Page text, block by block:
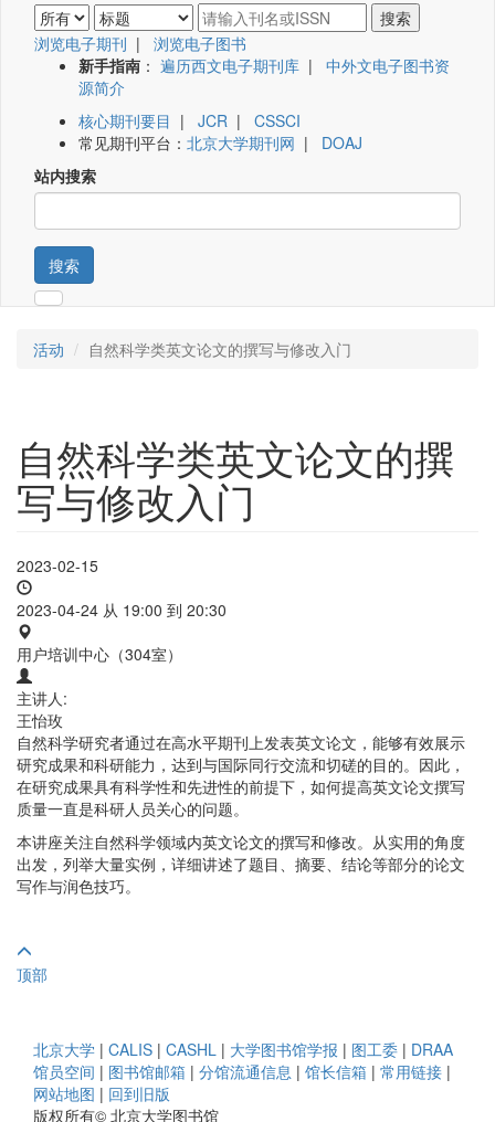
浏览电子期刊 | 浏览电子图书
新手指南 ： 遍历西文电子期刊库 | 中外文电子图书资
源简介
核心期刊要目 | JCR | CSSCI
常见期刊平台： 北京大学期刊网 | DOAJ
站内搜索
搜索
活动 自然科学类英文论文的撰写与修改入门
自然科学类英文论文的撰
写与修改入门
2023-02-15
2023-04-24 从 19:00 到 20:30
用户培训中心（304室）
主讲人:
王怡玫
自然科学研究者通过在高水平期刊上发表英文论文，能够有效展示
研究成果和科研能力，达到与国际同行交流和切磋的目的。因此，
在研究成果具有科学性和先进性的前提下，如何提高英文论文撰写
质量一直是科研人员关心的问题。
本讲座关注自然科学领域内英文论文的撰写和修改。从实用的角度
出发，列举大量实例，详细讲述了题目、摘要、结论等部分的论文
写作与润色技巧。
顶部
北京大学 | CALIS | CASHL | 大学图书馆学报 | 图工委 | DRAA
馆员空间 | 图书馆邮箱 | 分馆流通信息 | 馆长信箱 | 常用链接 |
网站地图 | 回到旧版
版权所有© 北京大学图书馆